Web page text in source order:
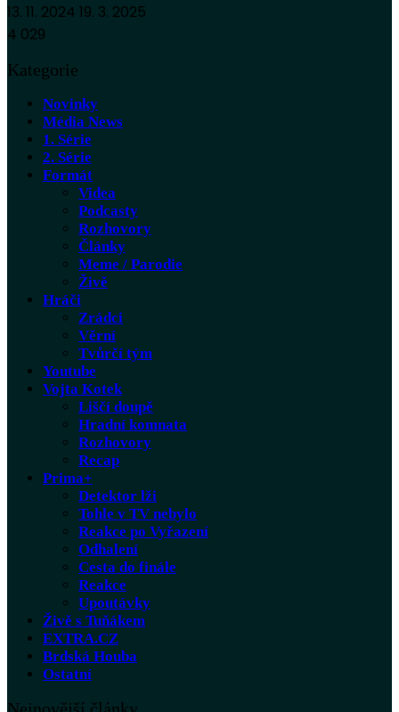
13. 11. 2024 19. 3. 2025
4 029
Kategorie
Novinky
Média News
1. Série
2. Série
Formát
Videa
Podcasty
Rozhovory
Články
Meme / Parodie
Živě
Hráči
Zrádci
Věrní
Tvůrčí tým
Youtube
Vojta Kotek
Liščí doupě
Hradní komnata
Rozhovory
Recap
Prima+
Detektor lži
Tohle v TV nebylo
Reakce po Vyřazení
Odhalení
Cesta do finále
Reakce
Upoutávky
Živě s Tuňákem
EXTRA.CZ
Brdská Houba
Ostatní